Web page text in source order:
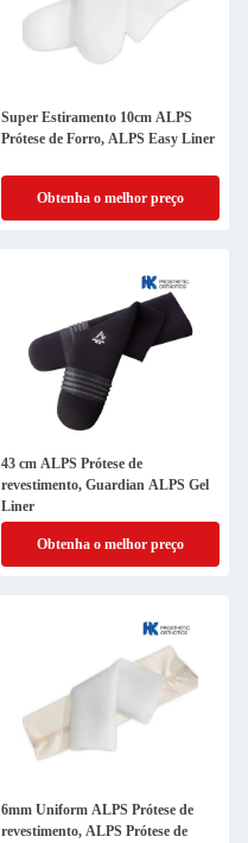
Super Estiramento 10cm ALPS
Prótese de Forro, ALPS Easy Liner
Obtenha o melhor preço
43 cm ALPS Prótese de
revestimento, Guardian ALPS Gel
Liner
Obtenha o melhor preço
6mm Uniform ALPS Prótese de
revestimento, ALPS Prótese de